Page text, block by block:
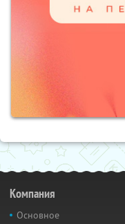
Компания
Основное